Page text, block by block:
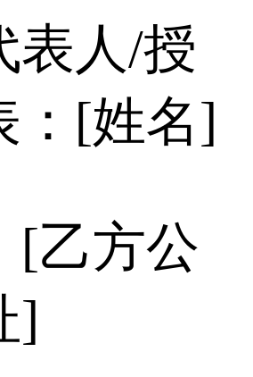
表人/授
：[姓名]
[乙方公
]